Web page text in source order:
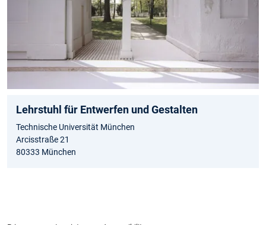
Lehrstuhl für Entwerfen und Gestalten
Technische Universität München
Arcisstraße 21
80333 München